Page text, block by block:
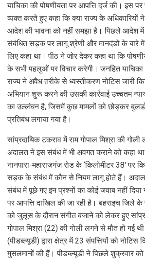
याचिका की पोषणीयता पर आपत्ति दर्ज की। इस
व्यक्त करते हुए कहा कि क्या राज्य के अधिकारियों ने
आदेश की भावना को नहीं समझा है। पिछले आदेश में
संबंधित सड़क पर लागू श्रेणी और मानदंडों के बारे में
लिए कहा था। पीठ ने जोर देकर कहा था कि
के सभी पहलुओं पर विचार करेगी। जनहित याचिका
राज्य ने अवैध तरीके से ध्वस्तीकरण नोटिस जारी
अभियान शुरू करने की उसकी कार्रवाई उच्चतम
का उल्लंघन है, जिसमें कुछ मामलों को छोड़कर
प्रतिबंध लगाया गया है।
सांप्रदायिक टकराव में राम गोपाल मिश्रा की
अदालत ने इस संबंध में भी अवगत कराने को कहा
नानपारा-महाराजगंज रोड के ‘किलोमीटर 38′
सड़क के संबंध में कौन से नियम लागू होते हैं।
संबंध में पूछे गए इन प्रश्नों का कोई जवाब नहीं दिया
पर आपत्ति दाखिल की जा रही है। बहराइच जिले
को जुलूस के दौरान संगीत बजाने को लेकर हुए
गोपाल मिश्रा (22) की गोली लगने से मौत हो गई
(पीडब्ल्यूडी) द्वारा क्षेत्र में 23 संपत्तियों को
मुसलमानों की हैं। पीडब्ल्यूडी ने पिछले शुक्रवार को